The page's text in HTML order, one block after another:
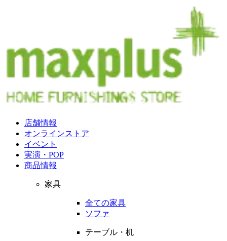
店舗情報
オンラインストア
イベント
実演・POP
商品情報
家具
全ての家具
ソファ
テーブル・机